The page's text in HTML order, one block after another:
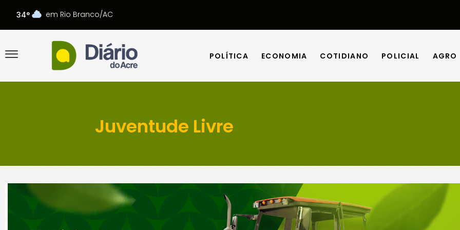
34° em Rio Branco/AC
POLÍTICA ECONOMIA COTIDIANO POLICIAL AGRO
POLÍTICA ECONOMIA COTIDIANO POLICIAL AGRO
Juventude Livre